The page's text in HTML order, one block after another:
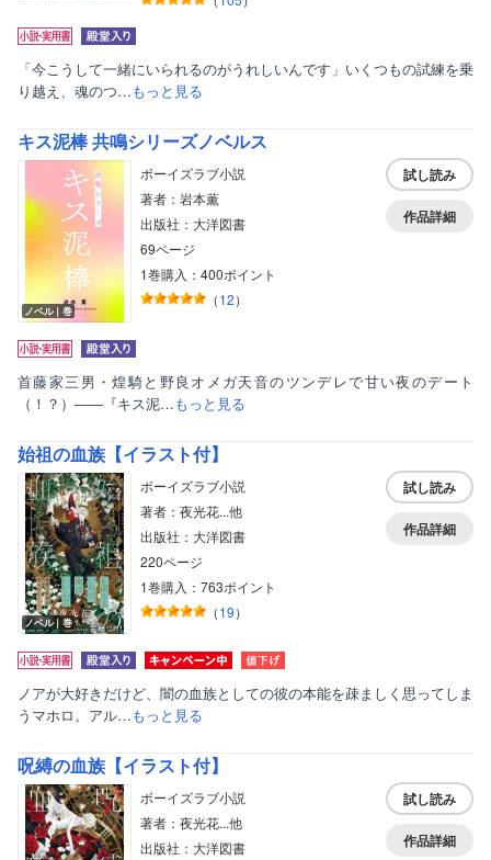
「今こうして一緒にいられるのがうれしいんです」いくつもの試練を乗
り越え、魂のつ…もっと見る
キス泥棒 共鳴シリーズノベルス
ノベル｜巻
ボーイズラブ小説
著者：岩本薫
出版社：大洋図書
69ページ
1巻購入：400ポイント
（12）
試し読み
作品詳細
首藤家三男・煌騎と野良オメガ天音のツンデレで甘い夜のデート
（！？）――『キス泥…もっと見る
始祖の血族【イラスト付】
ノベル｜巻
ボーイズラブ小説
著者：夜光花...他
出版社：大洋図書
220ページ
1巻購入：763ポイント
（19）
試し読み
作品詳細
ノアが大好きだけど、闇の血族としての彼の本能を疎ましく思ってしま
うマホロ。アル…もっと見る
呪縛の血族【イラスト付】
ボーイズラブ小説
著者：夜光花...他
出版社：大洋図書
試し読み
作品詳細